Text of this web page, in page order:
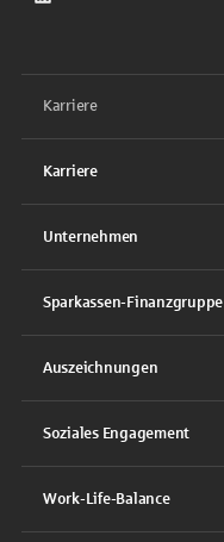
LinkedIn
Karriere
Karriere
Unternehmen
Sparkassen-Finanzgruppe
Auszeichnungen
Soziales Engagement
Work-Life-Balance